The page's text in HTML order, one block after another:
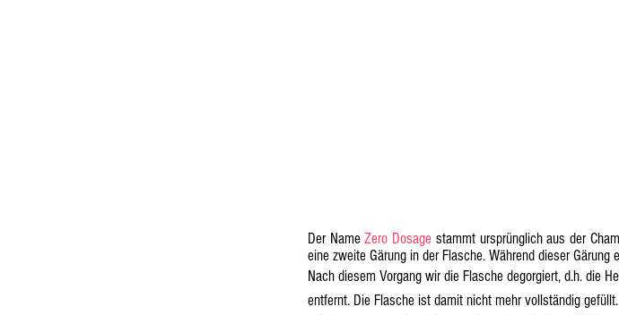
Der NameZero Dosage stammt ursprünglich aus der
eine zweite Gärung in der Flasche. Während dieser
Nach diesem Vorgang wir die Flasche degorgiert, d.h. die
entfernt. Die Flasche ist damit nicht mehr vollständig